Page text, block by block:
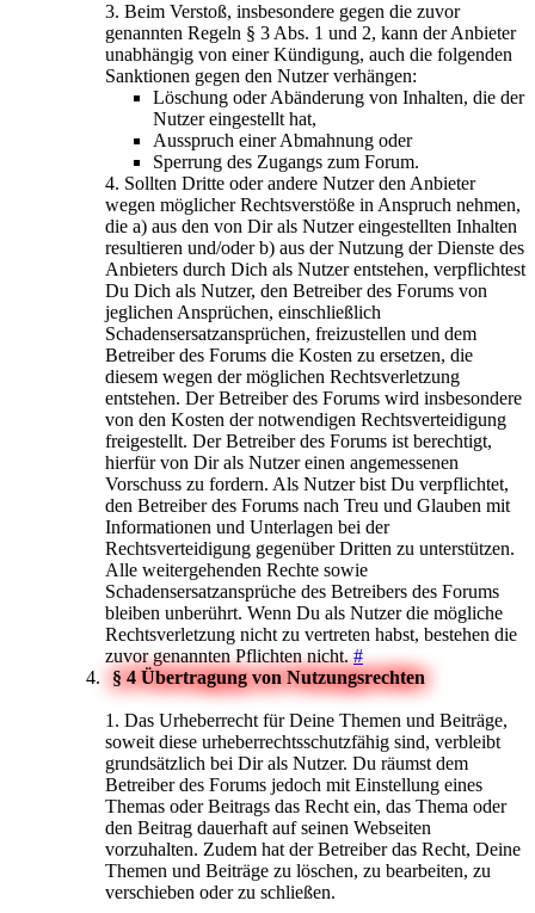
3. Beim Verstoß, insbesondere gegen die zuvor
genannten Regeln § 3 Abs. 1 und 2, kann der Anbieter
unabhängig von einer Kündigung, auch die folgenden
Sanktionen gegen den Nutzer verhängen:
Löschung oder Abänderung von Inhalten, die der
Nutzer eingestellt hat,
Ausspruch einer Abmahnung oder
Sperrung des Zugangs zum Forum.
4. Sollten Dritte oder andere Nutzer den Anbieter
wegen möglicher Rechtsverstöße in Anspruch nehmen,
die a) aus den von Dir als Nutzer eingestellten Inhalten
resultieren und/oder b) aus der Nutzung der Dienste des
Anbieters durch Dich als Nutzer entstehen, verpflichtest
Du Dich als Nutzer, den Betreiber des Forums von
jeglichen Ansprüchen, einschließlich
Schadensersatzansprüchen, freizustellen und dem
Betreiber des Forums die Kosten zu ersetzen, die
diesem wegen der möglichen Rechtsverletzung
entstehen. Der Betreiber des Forums wird insbesondere
von den Kosten der notwendigen Rechtsverteidigung
freigestellt. Der Betreiber des Forums ist berechtigt,
hierfür von Dir als Nutzer einen angemessenen
Vorschuss zu fordern. Als Nutzer bist Du verpflichtet,
den Betreiber des Forums nach Treu und Glauben mit
Informationen und Unterlagen bei der
Rechtsverteidigung gegenüber Dritten zu unterstützen.
Alle weitergehenden Rechte sowie
Schadensersatzansprüche des Betreibers des Forums
bleiben unberührt. Wenn Du als Nutzer die mögliche
Rechtsverletzung nicht zu vertreten habst, bestehen die
zuvor genannten Pflichten nicht.#
§ 4 Übertragung von Nutzungsrechten
1. Das Urheberrecht für Deine Themen und Beiträge,
soweit diese urheberrechtsschutzfähig sind, verbleibt
grundsätzlich bei Dir als Nutzer. Du räumst dem
Betreiber des Forums jedoch mit Einstellung eines
Themas oder Beitrags das Recht ein, das Thema oder
den Beitrag dauerhaft auf seinen Webseiten
vorzuhalten. Zudem hat der Betreiber das Recht, Deine
Themen und Beiträge zu löschen, zu bearbeiten, zu
verschieben oder zu schließen.